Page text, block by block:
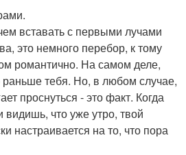
вставать с первыми лучами
это немного перебор, к тому
романтично. На самом деле,
раньше тебя. Но, в любом случае,
проснуться - это факт. Когда
что уже утро, твой
настраивается на то, что пора